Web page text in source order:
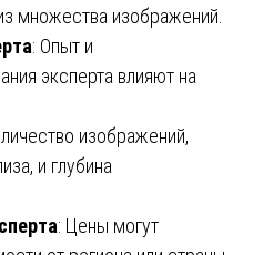
множества изображений.
: Опыт и
эксперта влияют на
изображений,
и глубина
: Цены могут